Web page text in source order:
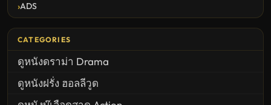
ADS
CATEGORIES
ดูหนังดราม่า Drama
ดูหนังฝรั่ง ฮอลลีวูด